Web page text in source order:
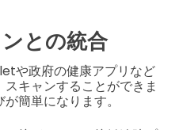
との統合
や政府の健康アプリなど
キャンすることができま
簡単になります。